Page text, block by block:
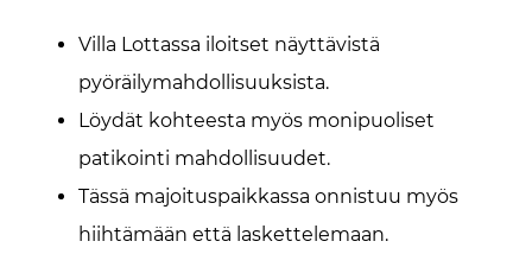
Villa Lottassa iloitset näyttävistä
pyöräilymahdollisuuksista.
Löydät kohteesta myös monipuoliset
patikointi mahdollisuudet.
Tässä majoituspaikkassa onnistuu myös
hiihtämään että laskettelemaan.